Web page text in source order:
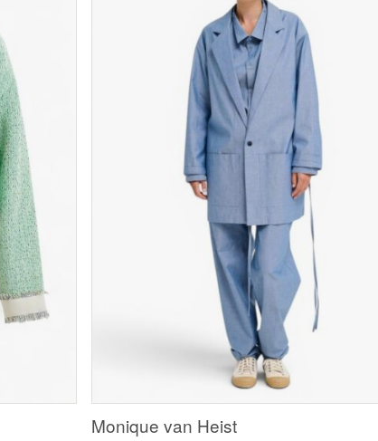
Monique van Heist